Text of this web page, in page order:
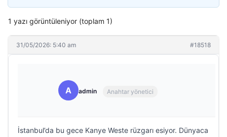
1 yazı görüntüleniyor (toplam 1)
31/05/2026: 5:40 am #18518
A admin Anahtar yönetici
İstanbul’da bu gece Kanye Weste rüzgarı esiyor. Dünyaca